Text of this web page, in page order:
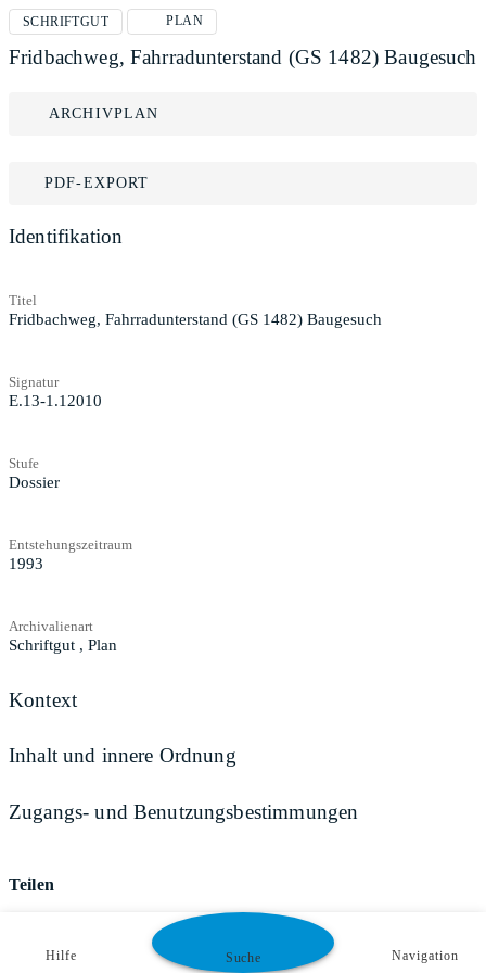
SCHRIFTGUT PLAN
Fridbachweg, Fahrradunterstand (GS 1482) Baugesuch
ARCHIVPLAN
PDF-EXPORT
Identifikation
Titel
Fridbachweg, Fahrradunterstand (GS 1482) Baugesuch
Signatur
E.13-1.12010
Stufe
Dossier
Entstehungszeitraum
1993
Archivalienart
Schriftgut , Plan
Kontext
Inhalt und innere Ordnung
Zugangs- und Benutzungsbestimmungen
Teilen
Hilfe Suche Navigation